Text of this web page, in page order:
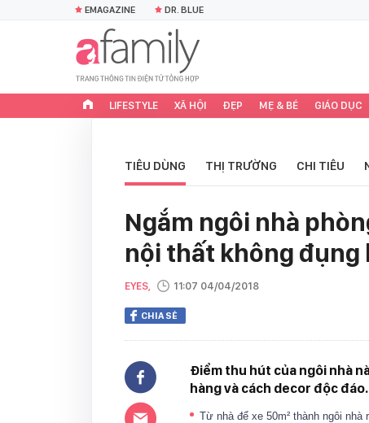
EMAGAZINE DR. BLUE
LIFESTYLE XÃ HỘI ĐẸP MẸ & BÉ GIÁO DỤC
TIÊU DÙNG THỊ TRƯỜNG CHI TIÊU
Ngắm ngôi nhà
nội thất không đụng
EYES, 11:07 04/04/2018
CHIA SẺ
Điểm thu hút của ngôi nhà
hàng và cách decor độc đáo.
Từ nhà để xe 50m² thành ngôi